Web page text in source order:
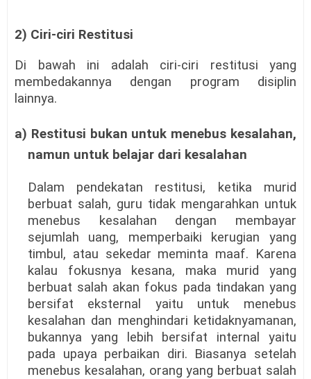
2) Ciri-ciri Restitusi
Di bawah ini adalah ciri-ciri restitusi yang
membedakannya dengan program disiplin
lainnya.
a) Restitusi bukan untuk menebus kesalahan,
namun untuk belajar dari kesalahan
Dalam pendekatan restitusi, ketika murid
berbuat salah, guru tidak mengarahkan untuk
menebus kesalahan dengan membayar
sejumlah uang, memperbaiki kerugian yang
timbul, atau sekedar meminta maaf. Karena
kalau fokusnya kesana, maka murid yang
berbuat salah akan fokus pada tindakan yang
bersifat eksternal yaitu untuk menebus
kesalahan dan menghindari ketidaknyamanan,
bukannya yang lebih bersifat internal yaitu
pada upaya perbaikan diri. Biasanya setelah
menebus kesalahan, orang yang berbuat salah